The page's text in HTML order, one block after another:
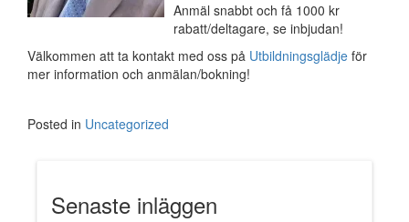
Anmäl snabbt och få 1000 kr
rabatt/deltagare, se inbjudan!
Välkommen att ta kontakt med oss på Utbildningsglädje för
mer information och anmälan/bokning!
Posted in Uncategorized
Senaste inläggen